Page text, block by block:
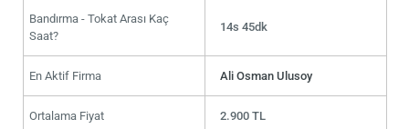
Bandırma - Tokat Arası Kaç
Saat?
14s 45dk
En Aktif Firma Ali Osman Ulusoy
Ortalama Fiyat 2.900 TL